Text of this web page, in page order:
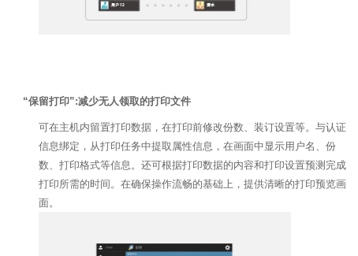
“保留打印”:减少无人领取的打印文件
可在主机内留置打印数据，在打印前修改份数、装订设置等。与认证
信息绑定，从打印任务中提取属性信息，在画面中显示用户名、份
数、打印格式等信息。还可根据打印数据的内容和打印设置预测完成
打印所需的时间。在确保操作流畅的基础上，提供清晰的打印预览画
面。